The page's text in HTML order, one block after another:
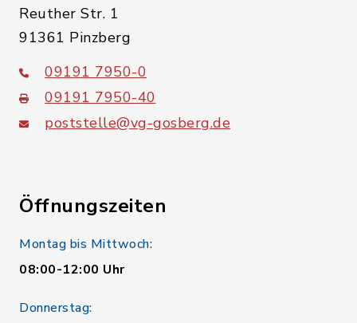
Reuther Str. 1
91361 Pinzberg
09191 7950-0
09191 7950-40
poststelle@vg-gosberg.de
Öffnungszeiten
Montag bis Mittwoch:
08:00-12:00 Uhr
Donnerstag: